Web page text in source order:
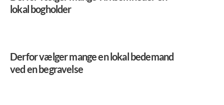
lokal bogholder
Derfor vælger mange en lokal bedemand
ved en begravelse